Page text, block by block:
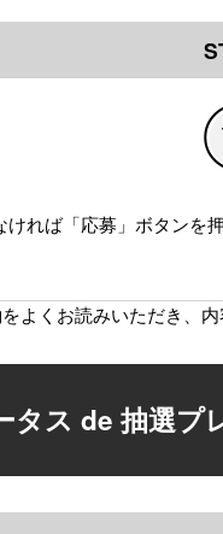
れば「応募」ボタンを
よくお読みいただき、
タス de 抽選プ